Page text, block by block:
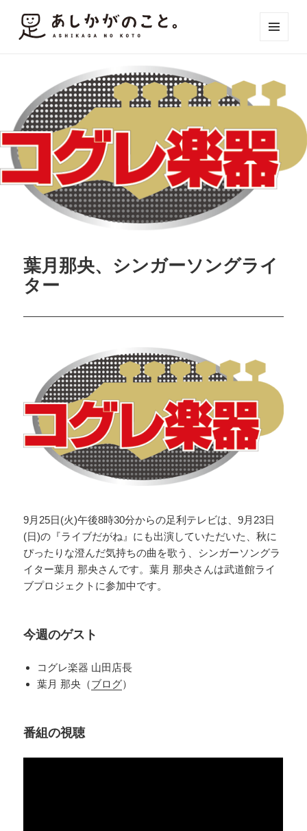
ット
葉月那央、シンガーソングライ
ター
9月25日(火)午後8時30分からの足利テレビは、9月23日
(日)の『ライブだがね』にも出演していただいた、秋に
ぴったりな澄んだ気持ちの曲を歌う、シンガーソングラ
イター葉月 那央さんです。葉月 那央さんは武道館ライ
ブプロジェクトに参加中です。
今週のゲスト
コグレ楽器 山田店長
葉月 那央（ブログ）
番組の視聴